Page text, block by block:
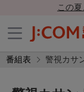
この
番組表 警視カサ